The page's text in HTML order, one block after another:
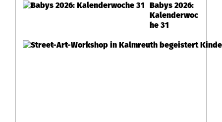
Babys 2026:
Kalenderwoc
he 31